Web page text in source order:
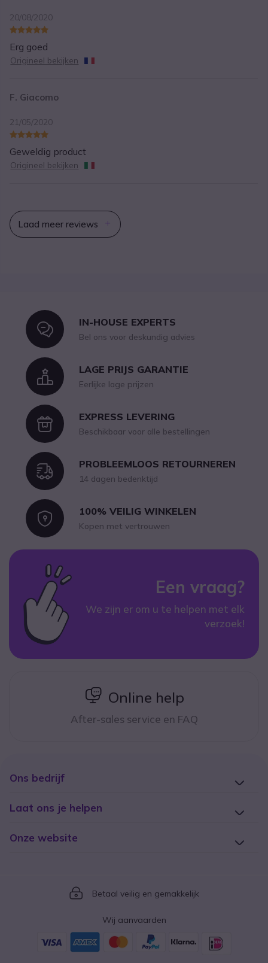
20/08/2020
Erg goed
Origineel bekijken
F. Giacomo
21/05/2020
Geweldig product
Origineel bekijken
Laad meer reviews
IconIN-HOUSE EXPERTS
Bel ons voor deskundig advies
IconLAGE PRIJS GARANTIE
Eerlijke lage prijzen
IconEXPRESS LEVERING
Beschikbaar voor alle bestellingen
IconPROBLEEMLOOS RETOURNEREN
14 dagen bedenktijd
Icon100% VEILIG WINKELEN
Kopen met vertrouwen
Een vraag?
We zijn er om u te helpen met elk
verzoek!
icon
Online help
After-sales service en FAQ
Ons bedrijf
Laat ons je helpen
Onze website
Icon
Betaal veilig en gemakkelijk
Wij aanvaarden